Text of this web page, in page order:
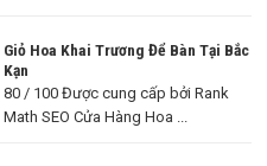
Giỏ Hoa Khai Trương Để Bàn Tại Bắc
Kạn
80 / 100 Được cung cấp bởi Rank
Math SEO Cửa Hàng Hoa ...